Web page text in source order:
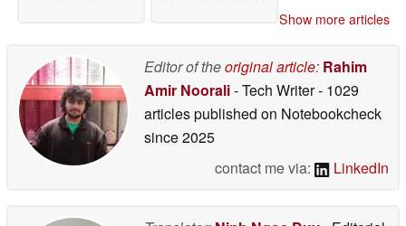
Show more articles
Editor of theoriginal article: Rahim
Amir Noorali- Tech Writer- 1029
articles published on Notebookcheck
since 2025
contact me via:
LinkedIn